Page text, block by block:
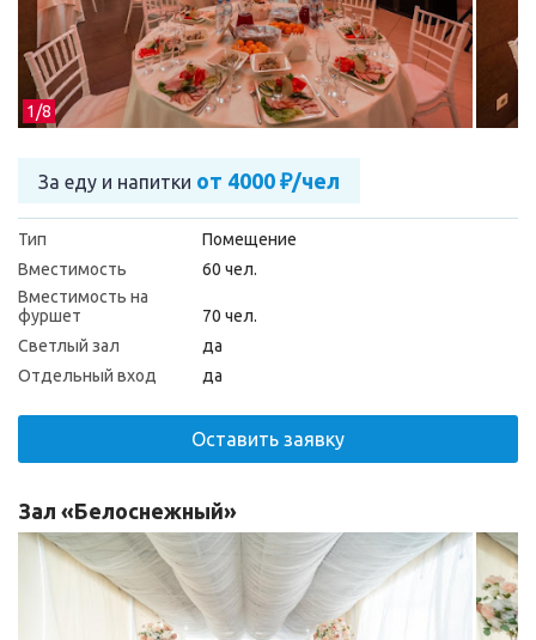
1/8
За еду и напитки от 4000 ₽/чел
Тип
Помещение
Вместимость
60 чел.
Вместимость на
фуршет
70 чел.
Светлый зал
да
Отдельный вход
да
Оставить заявку
Зал «Белоснежный»